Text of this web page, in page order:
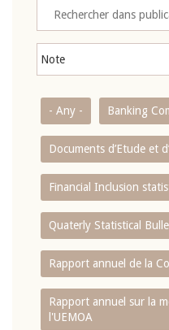
- Any - Banking
Documents d’Etude et
Financial Inclusion
Quaterly Statistical
Rapport annuel de la
Rapport annuel sur la
l'UEMOA